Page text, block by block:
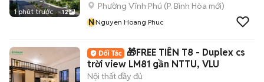
1 phút trước 12
Phường Vĩnh Phú (P. Bình Hòa mới)
NNguyen Hoang Phuc
🎁FREE TIỀN T8 - Duplex cs
trời view LM81 gần NTTU, VLU
Nội thất đầy đủ